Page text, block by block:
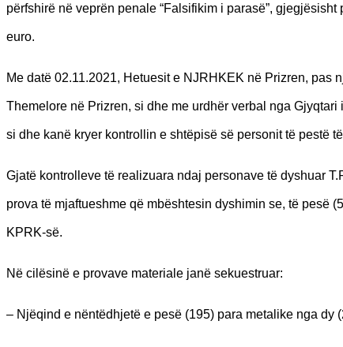
përfshirë në veprën penale “Falsifikim i parasë”,
euro.
Me datë 02.11.2021, Hetuesit e NJRHKEK në Prizren, pas
Themelore në Prizren, si dhe me urdhër verbal nga
si dhe kanë kryer kontrollin e shtëpisë së personit të pestë
Gjatë kontrolleve të realizuara ndaj personave të dyshuar
prova të mjaftueshme që mbështesin dyshimin se, të pesë
KPRK-së.
Në cilësinë e provave materiale janë sekuestruar:
– Njëqind e nëntëdhjetë e pesë (195) para metalike nga dy